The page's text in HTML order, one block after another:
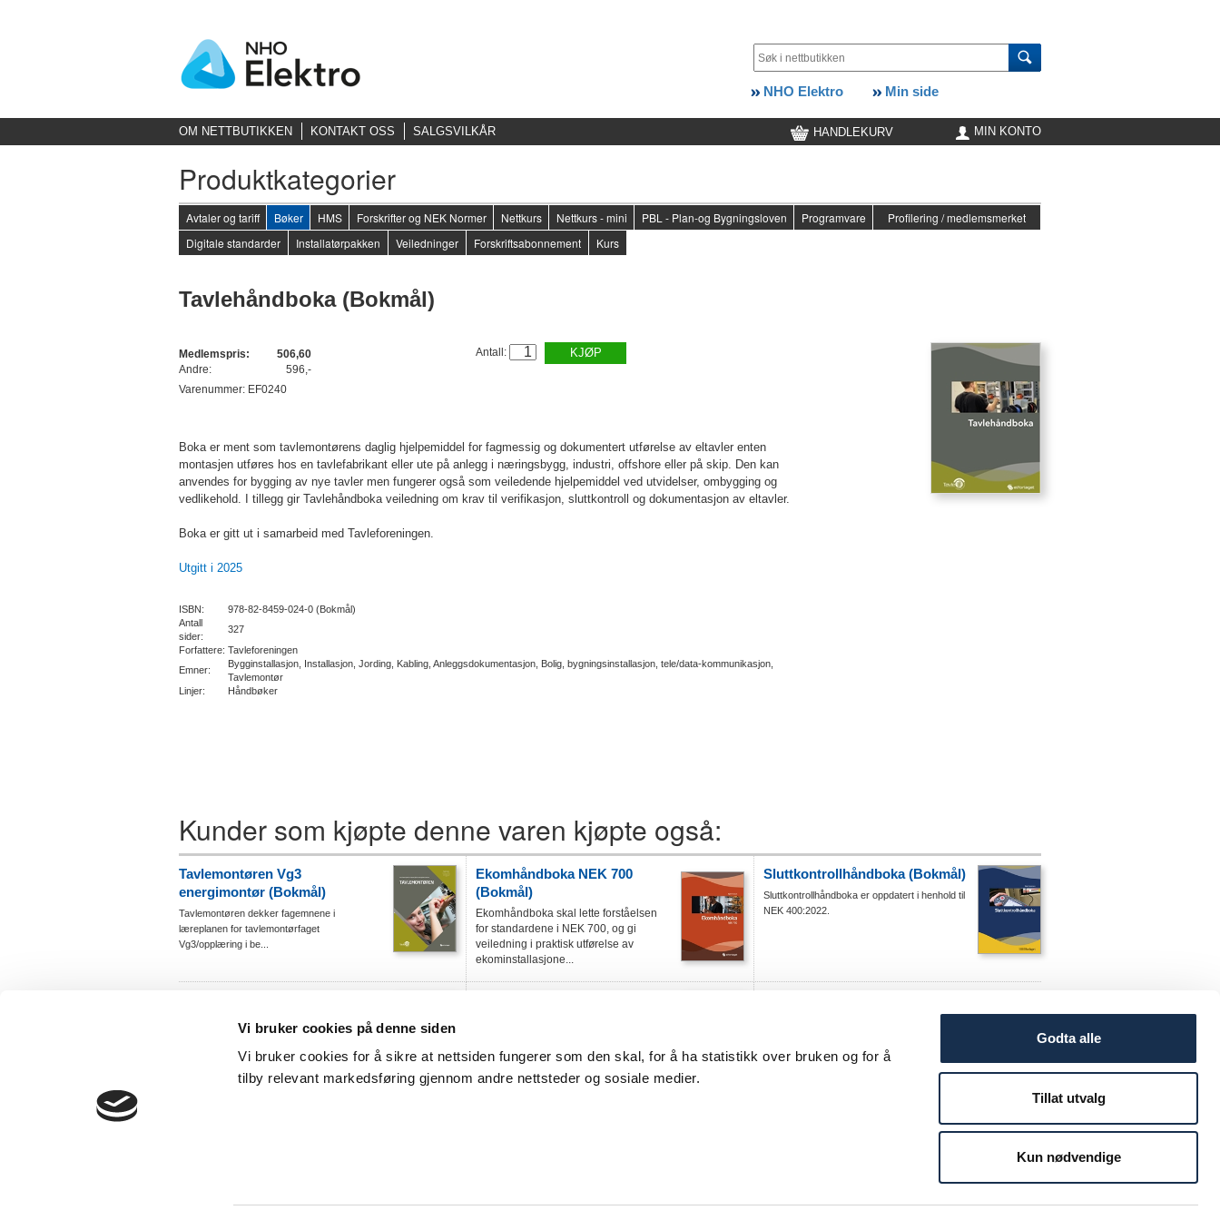
Vi bruker cookies på denne siden
Vi bruker cookies for å sikre at nettsiden fungerer som den skal, for å ha statistikk over bruken og for å
tilby relevant markedsføring gjennom andre nettsteder og sosiale medier.
Godta alle
Tillat utvalg
Kun nødvendige
NHO Elektro Min side
OM NETTBUTIKKEN KONTAKT OSS SALGSVILKÅR HANDLEKURV MIN KONTO
Produktkategorier
Avtaler og tariff Bøker HMS Forskrifter og NEK Normer Nettkurs Nettkurs - mini PBL - Plan-og Bygningsloven Programvare
Profilering / medlemsmerket
Digitale standarder
Installatørpakken Veiledninger Forskriftsabonnement Kurs
Tavlehåndboka (Bokmål)
Medlemspris:
506,60
Andre:
596,-
Antall: KJØP
Varenummer: EF0240
Boka er ment som tavlemontørens daglig hjelpemiddel for fagmessig og dokumentert utførelse av eltavler enten
montasjen utføres hos en tavlefabrikant eller ute på anlegg i næringsbygg, industri, offshore eller på skip. Den kan
anvendes for bygging av nye tavler men fungerer også som veiledende hjelpemiddel ved utvidelser, ombygging og
vedlikehold. I tillegg gir Tavlehåndboka veiledning om krav til verifikasjon, sluttkontroll og dokumentasjon av eltavler.
Boka er gitt ut i samarbeid med Tavleforeningen.
Utgitt i 2025
ISBN:
978-82-8459-024-0 (Bokmål)
Antall
sider:
327
Forfattere: Tavleforeningen
Emner:
Bygginstallasjon, Installasjon, Jording, Kabling, Anleggsdokumentasjon, Bolig, bygningsinstallasjon, tele/data-kommunikasjon,
Tavlemontør
Linjer:
Håndbøker
Kunder som kjøpte denne varen kjøpte også:
Tavlemontøren Vg3
energimontør (Bokmål)
Tavlemontøren dekker fagemnene i
læreplanen for tavlemontørfaget
Vg3/opplæring i be...
Ekomhåndboka NEK 700
(Bokmål)
Ekomhåndboka skal lette forståelsen
for standardene i NEK 700, og gi
veiledning i praktisk utførelse av
ekominstallasjone...
Sluttkontrollhåndboka (Bokmål)
Sluttkontrollhåndboka er oppdatert i henhold til
NEK 400:2022.
Jordingshåndboka er et hjelpemiddel for
planlegging, utførelse og vedlikehold av
jordingssystemer.
sluttkontroll.
av IEC 60364-serien, CENELEC HD
60364-serien. Den inneholder enkelte